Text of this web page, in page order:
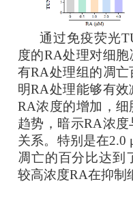
通过免疫荧光
度的RA处理对细
有RA处理组的凋
明RA处理能够有
RA浓度的增加，
趋势，暗示RA浓
关系。特别是在2.0
凋亡的百分比达到
较高浓度RA在抑制